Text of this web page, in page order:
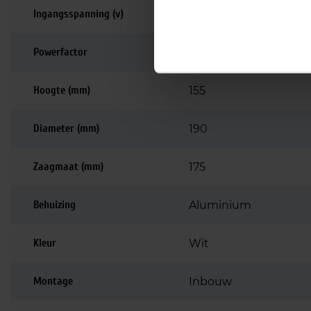
Ingangsspanning (v)
Powerfactor
Hoogte (mm) 155
Diameter (mm) 190
Zaagmaat (mm) 175
Behuizing Aluminium
Kleur Wit
Montage Inbouw